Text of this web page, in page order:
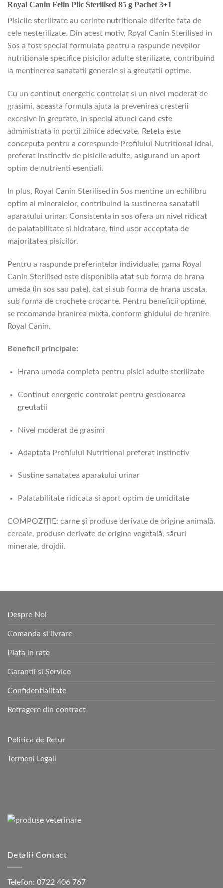
Royal Canin Felin Plic Sterilised 85 g Pachet 3+1
Pisicile sterilizate au cerinte nutritionale diferite fata de
cele nesterilizate. Din acest motiv, Royal Canin Sterilised in
Sos a fost special formulata pentru a raspunde nevoilor
nutritionale specifice pisicilor adulte sterilizate, contribuind
la mentinerea sanatatii generale si a greutatii optime.
Cu un continut energetic controlat si un nivel moderat de
grasimi, aceasta formula ajuta la prevenirea cresterii
excesive in greutate, in special atunci cand este
administrata in portii zilnice adecvate. Reteta este
conceputa pentru a corespunde Profilului Nutritional ideal,
preferat instinctiv de pisicile adulte, asigurand un aport
optim de nutrienti esentiali.
In plus, Royal Canin Sterilised in Sos mentine un echilibru
optim al mineralelor, contribuind la sustinerea sanatatii
aparatului urinar. Consistenta in sos ofera un nivel ridicat
de palatabilitate si hidratare, fiind usor acceptata de
majoritatea pisicilor.
Pentru a raspunde preferintelor individuale, gama Royal
Canin Sterilised este disponibila atat sub forma de hrana
umeda (in sos sau pate), cat si sub forma de hrana uscata,
sub forma de crochete crocante. Pentru beneficii optime,
se recomanda hranirea mixta, conform ghidului de hranire
Royal Canin.
Beneficii principale:
Hrana umeda completa pentru pisici adulte sterilizate
Continut energetic controlat pentru gestionarea
greutatii
Nivel moderat de grasimi
Adaptata Profilului Nutritional preferat instinctiv
Sustine sanatatea aparatului urinar
Palatabilitate ridicata si aport optim de umiditate
COMPOZIŢIE: carne şi produse derivate de origine animală,
cereale, produse derivate de origine vegetală, săruri
minerale, drojdii.
Despre Noi
Comanda si livrare
Plata in rate
Garantii si Service
Confidentialitate
Retragere din contract
Politica de Retur
Termeni Legali
Detalii Contact
Telefon: 0722 406 767